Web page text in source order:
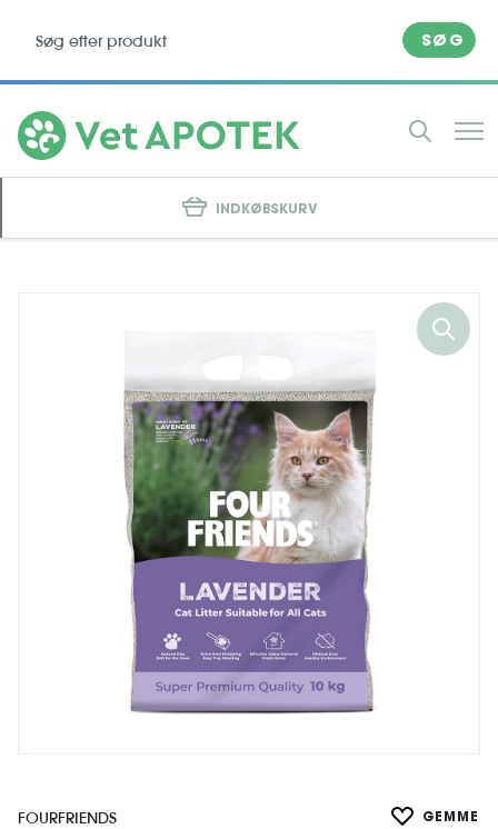
SØG
INDKØBSKURV
FOURFRIENDS GEMME